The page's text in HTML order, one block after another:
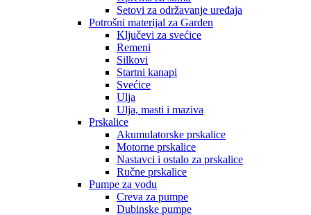
Setovi za održavanje uređaja
Potrošni materijal za Garden
Ključevi za svećice
Remeni
Silkovi
Startni kanapi
Svećice
Ulja
Ulja, masti i maziva
Prskalice
Akumulatorske prskalice
Motorne prskalice
Nastavci i ostalo za prskalice
Ručne prskalice
Pumpe za vodu
Creva za pumpe
Dubinske pumpe